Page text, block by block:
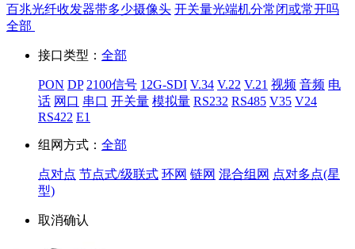
百兆光纤收发器带多少摄像头 开关量光端机分常闭或常开吗
全部
接口类型： 全部
PON DP 2100信号 12G-SDI V.34 V.22 V.21 视频 音频 电
话 网口 串口 开关量 模拟量 RS232 RS485 V35 V24
RS422 E1
组网方式： 全部
点对点 节点式/级联式 环网 链网 混合组网 点对多点(星
型)
取消确认